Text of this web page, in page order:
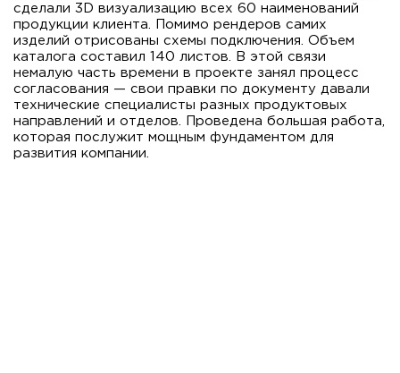
сделали 3D визуализацию всех 60 наименований
продукции клиента. Помимо рендеров самих
изделий отрисованы схемы подключения. Объем
каталога составил 140 листов. В этой связи
немалую часть времени в проекте занял процесс
согласования — свои правки по документу давали
технические специалисты разных продуктовых
направлений и отделов. Проведена большая работа,
которая послужит мощным фундаментом для
развития компании.